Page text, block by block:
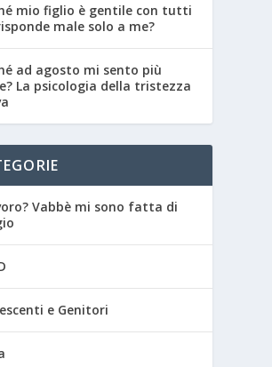
mio figlio è gentile con tutti
male solo a me?
ad agosto mi sento più
La psicologia della tristezza
Vabbè mi sono fatta di
e Genitori